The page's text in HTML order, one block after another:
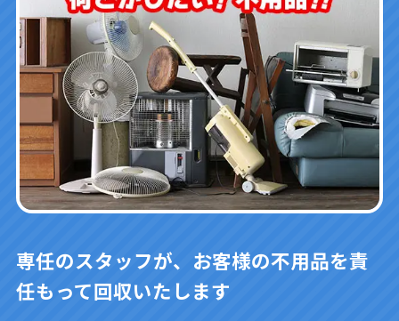
専任のスタッフが、お客様の不用品を責
任もって回収いたします